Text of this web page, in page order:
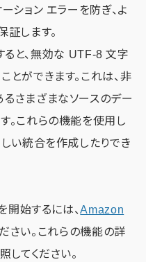
ション エラーを防ぎ、よ
します。
と、無効な UTF-8 文字
ができます。これは、非
さまざまなソースのデー
。これらの機能を使用し
い統合を作成したりでき
開始するには、Amazon
さい。これらの機能の詳
してください。